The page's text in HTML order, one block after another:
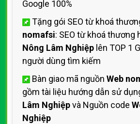
Google 100%
Tặng gói SEO từ khoá
nomafsi: SEO từ khoá thương
Nông Lâm Nghiệp lên TOP 1
người dùng tìm kiếm
Bàn giao mã nguồn Web
gồm tài liệu hướng dẫn sử
Lâm Nghiệpvà Nguồn code
Nghiệp